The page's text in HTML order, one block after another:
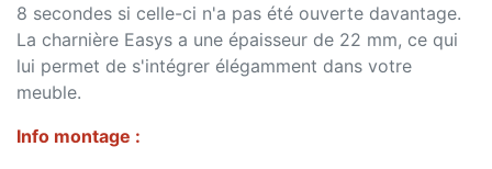
8 secondes si celle-ci n'a pas été ouverte davantage.
La charnière Easys a une épaisseur de 22 mm, ce qui
lui permet de s'intégrer élégamment dans votre
meuble.
Info montage :